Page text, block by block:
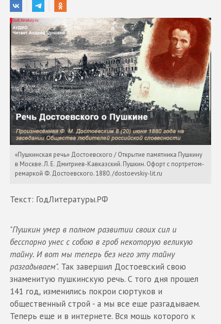
«Пушкинская речь» Достоевского / Открытие памятника Пушкину
в Москве. Л. Е. Дмитриев-Кавказский. Пушкин. Офорт с портретом-
ремаркой Ф. Достоевского. 1880. /dostoevskiy-lit.ru
Текст: ГодЛитературы.РФ
"Пушкин умер в полном развитии своих сил и
бесспорно унес с собою в гроб некоторую великую
тайну. И вот мы теперь без него эту тайну
разгадываем". Так завершил Достоевский свою
знаменитую пушкинскую речь. С того дня прошел
141 год, изменились покрои сюртуков и
общественный строй - а мы все еще разгадываем.
Теперь еще и в интернете. Вся мощь которого к